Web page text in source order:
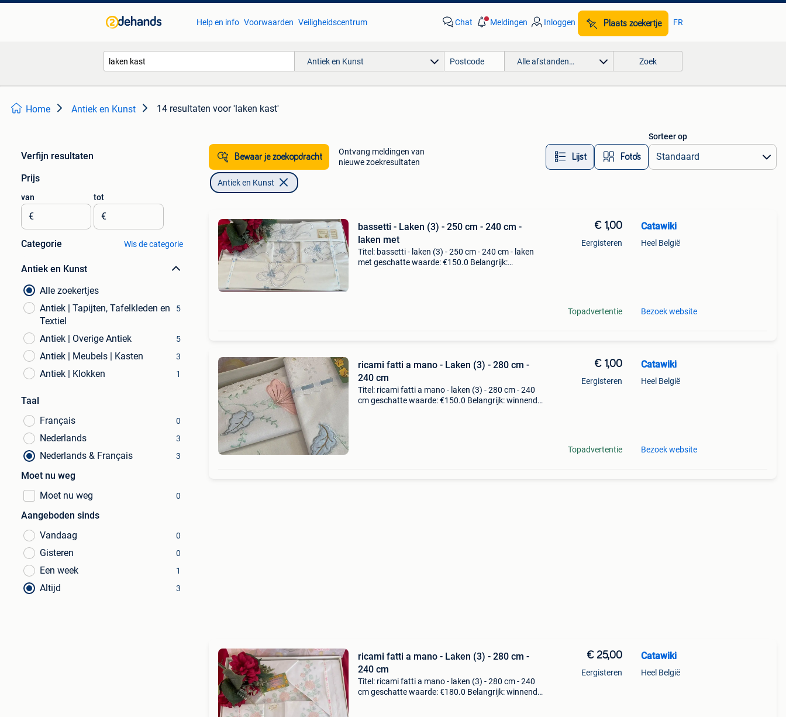
Help en info Voorwaarden Veiligheidscentrum Chat Meldingen Inloggen Plaats zoekertje FR
Antiek en Kunst Alle afstanden… Zoek
Home Antiek en Kunst 14 resultaten voor 'laken kast'
Verfijn resultaten
Prijs
van
€
tot
€
Categorie Wis de categorie
Antiek en Kunst
Alle zoekertjes
Antiek | Tapijten, Tafelkleden en
Textiel
5
Antiek | Overige Antiek 5
Antiek | Meubels | Kasten 3
Antiek | Klokken 1
Taal
Français
0
Nederlands 3
Nederlands & Français 3
Moet nu weg
Moet nu weg
0
Aangeboden sinds
Vandaag
0
Gisteren 0
Een week 1
Altijd 3
Bewaar je zoekopdracht
Ontvang meldingen van
nieuwe zoekresultaten
Lijst Foto’s
Sorteer op
Antiek en Kunst
bassetti - Laken (3) - 250 cm - 240 cm -
laken met
Titel: bassetti - laken (3) - 250 cm - 240 cm - laken
met geschatte waarde: €150.0 Belangrijk:
€ 1,00
Eergisteren
Topadvertentie
Catawiki
Heel België
Bezoek website
ricami fatti a mano - Laken (3) - 280 cm -
240 cm
Titel: ricami fatti a mano - laken (3) - 280 cm - 240
cm geschatte waarde: €150.0 Belangrijk: winnende
€ 1,00
Eergisteren
Topadvertentie
Catawiki
Heel België
Bezoek website
ricami fatti a mano - Laken (3) - 280 cm -
240 cm
Titel: ricami fatti a mano - laken (3) - 280 cm - 240
cm geschatte waarde: €180.0 Belangrijk: winnende
€ 25,00
Eergisteren
Catawiki
Heel België